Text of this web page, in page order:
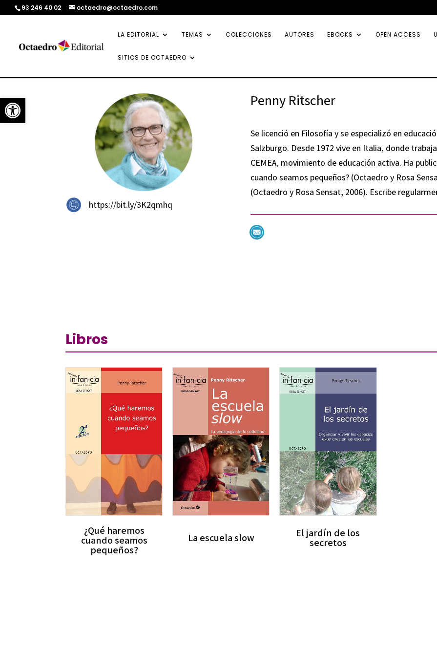
Abrir barra de herramientas
93 246 40 02 octaedro@octaedro.com
LA EDITORIAL TEMAS COLECCIONES AUTORES EBOOKS OPEN ACCESS
SITIOS DE OCTAEDRO
https://bit.ly/3K2qmhq
Penny Ritscher
Se licenció en Filosofía y se especializó en
Salzburgo. Desde 1972 vive en Italia, donde
CEMEA, movimiento de educación activa. Ha
cuando seamos pequeños? (Octaedro y Rosa
(Octaedro y Rosa Sensat, 2006). Escribe
Libros
¿Qué haremos
cuando seamos
pequeños?
La escuela slow El jardín de los
secretos